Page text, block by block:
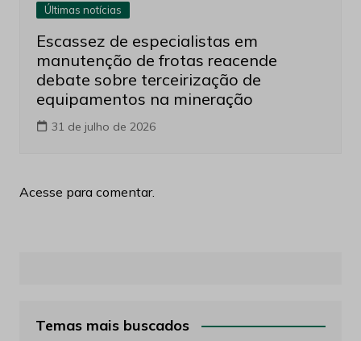
Últimas notícias
Escassez de especialistas em
manutenção de frotas reacende
debate sobre terceirização de
equipamentos na mineração
31 de julho de 2026
Acesse para comentar.
Temas mais buscados